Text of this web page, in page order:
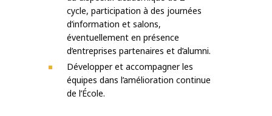
cycle, participation à des journées
d’information et salons,
éventuellement en présence
d’entreprises partenaires et d’alumni.
Développer et accompagner les
équipes dans l’amélioration continue
de l’École.